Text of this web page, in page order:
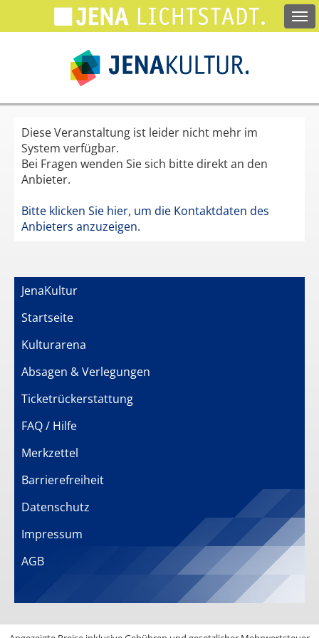
zum
Diese Veranstaltung ist leider nicht mehr im
System verfügbar.
Bei Fragen wenden Sie sich bitte direkt an den
Anbieter.
Bitte klicken Sie hier, um die Kontaktdaten des
Anbieters anzuzeigen.
JenaKultur
Startseite
Kulturarena
Absagen & Verlegungen
Ticketrückerstattung
FAQ / Hilfe
Merkzettel
Barrierefreiheit
Datenschutz
Impressum
AGB